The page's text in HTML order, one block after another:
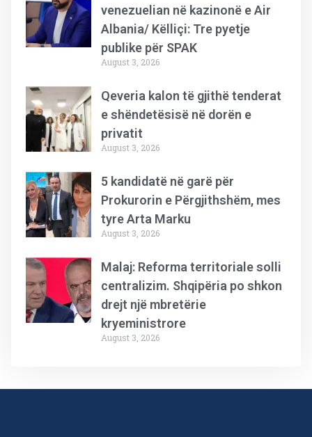
venezuelian në kazinonë e Air
Albania/ Këlliçi: Tre pyetje
publike për SPAK
August 3, 2026
Qeveria kalon të gjithë tenderat
e shëndetësisë në dorën e
privatit
August 3, 2026
5 kandidatë në garë për
Prokurorin e Përgjithshëm, mes
tyre Arta Marku
August 3, 2026
Malaj: Reforma territoriale solli
centralizim. Shqipëria po shkon
drejt një mbretërie
kryeministrore
August 3, 2026